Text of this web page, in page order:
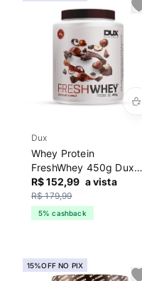
Dux
Whey Protein
FreshWhey 450g Dux
Chocolate
R$ 152,99 a vista
R$ 179,99
5% cashback
15%OFF NO PIX